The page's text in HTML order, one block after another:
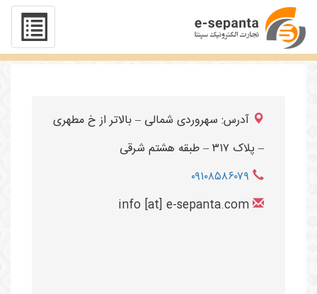
تماس با ما
آدرس: سهروردی شمالی – بالاتر از خ مطهری
– پلاک ۳۱۷ – طبقه هشتم شرقی